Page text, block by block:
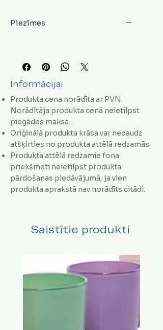
Piezīmes
Informācijai
Produkta cena norādīta ar PVN.
Norādītāja produkta cenā neietilpst
piegādes maksa.
Oriģinālā produkta krāsa var nedaudz
atšķirties no produkta attēlā redzamās
Produkta attēlā redzamie fona
priekšmeti neietilpst produkta
pārdošanas piedāvājumā, ja vien
produkta aprakstā nav norādīts citādi.
Saistītie produkti